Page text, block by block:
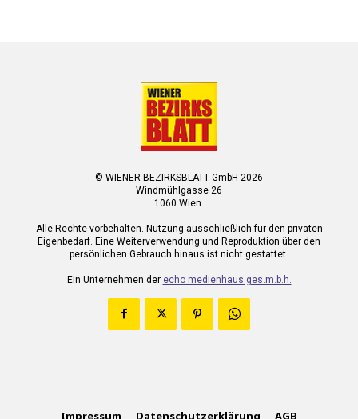
© WIENER BEZIRKSBLATT GmbH 2026
Windmühlgasse 26
1060 Wien.
Alle Rechte vorbehalten. Nutzung ausschließlich für den privaten
Eigenbedarf. Eine Weiterverwendung und Reproduktion über den
persönlichen Gebrauch hinaus ist nicht gestattet.
Ein Unternehmen der echo medienhaus ges.m.b.h.
Impressum Datenschutzerklärung AGB